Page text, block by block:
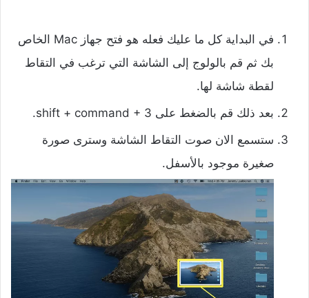
في البداية كل ما عليك فعله هو فتح جهاز Mac الخاص
بك ثم قم بالولوج إلى الشاشة التي ترغب في التقاط
لقطة شاشة لها.
بعد ذلك قم بالضغط على shift + command + 3.
ستسمع الان صوت التقاط الشاشة وسترى صورة
صغيرة موجود بالأسفل.